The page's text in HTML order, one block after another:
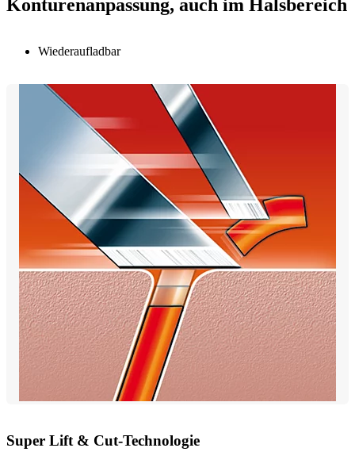
Konturenanpassung, auch im Halsbereich
Wiederaufladbar
Super Lift & Cut-Technologie